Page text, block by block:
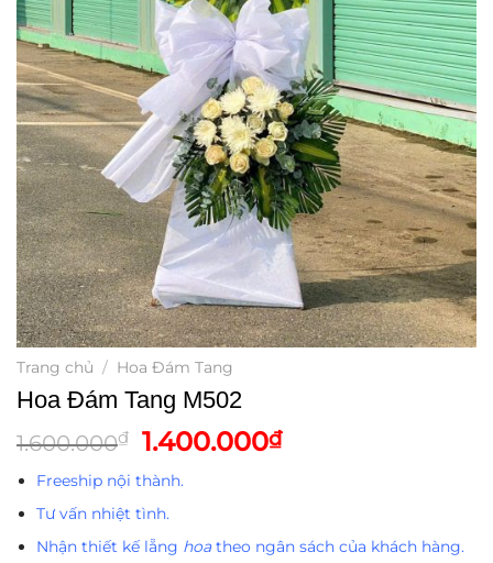
Trang chủ / Hoa Đám Tang
Hoa Đám Tang M502
1.600.000₫
Giá
gốc
là:
1.600.000₫.
1.400.000₫Giá
1.400.000₫.
Freeship nội thành.
Tư vấn nhiệt tình.
Nhận thiết kế lẵng hoatheo ngân sách của khách hàng.